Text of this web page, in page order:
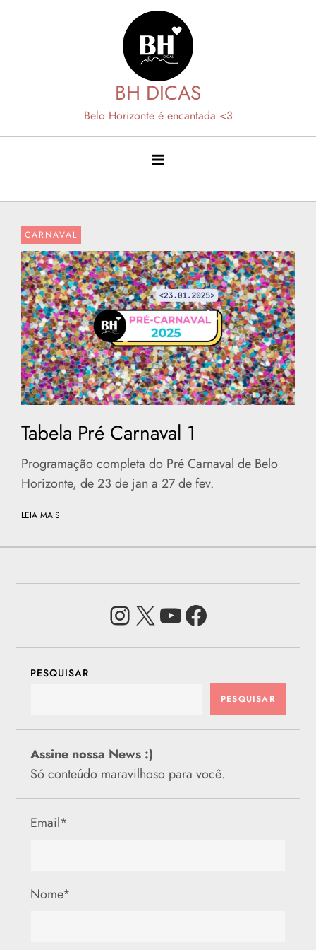
BH DICAS
Belo Horizonte é encantada <3
CARNAVAL
Tabela Pré Carnaval 1
Programação completa do Pré Carnaval de Belo
Horizonte, de 23 de jan a 27 de fev.
LEIA MAIS
Instagram
X Youtube
PESQUISAR
PESQUISAR
Assine nossa News :)
Só conteúdo maravilhoso para você.
Email*
Nome*